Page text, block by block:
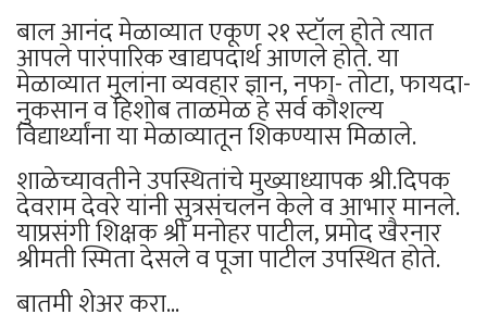
बाल आनंद मेळाव्यात एकूण २१ स्टॉल होते त्यात
आपले पारंपारिक खाद्यपदार्थ आणले होते. या
मेळाव्यात मुलांना व्यवहार ज्ञान, नफा- तोटा, फायदा-
नुकसान व हिशोब ताळमेळ हे सर्व कौशल्य
विद्यार्थ्यांना या मेळाव्यातून शिकण्यास मिळाले.
शाळेच्यावतीने उपस्थितांचे मुख्याध्यापक श्री.दिपक
देवराम देवरे यांनी सुत्रसंचलन केले व आभार मानले.
याप्रसंगी शिक्षक श्री मनोहर पाटील, प्रमोद खैरनार
श्रीमती स्मिता देसले व पूजा पाटील उपस्थित होते.
बातमी शेअर करा...